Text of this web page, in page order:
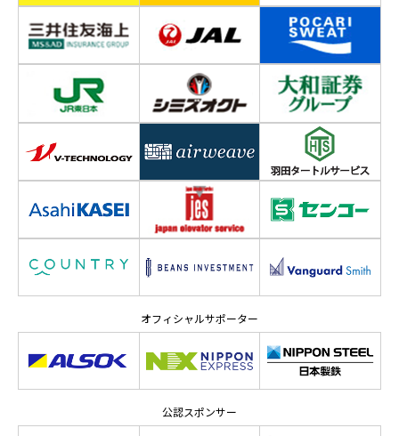
オフィシャルサポーター
公認スポンサー